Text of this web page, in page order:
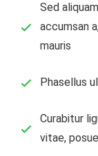
Sed
accumsan
mauris
Phasellus
Curabitur
vitae,